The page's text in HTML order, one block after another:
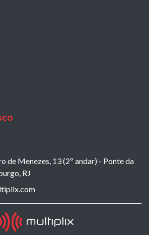
de Menezes, 13 (2º andar) - Ponte da
RJ